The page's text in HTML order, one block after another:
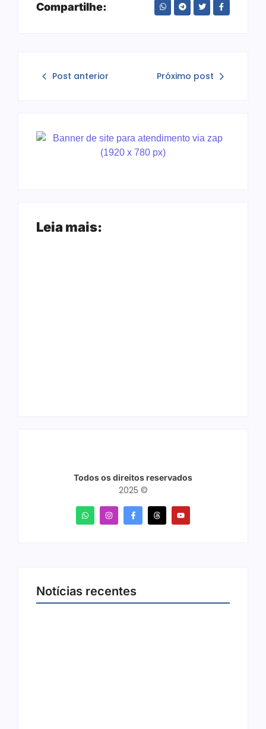
Compartilhe:
Post anterior Próximo post
Leia mais:
Todos os direitos reservados
2025 ©
Notícias recentes